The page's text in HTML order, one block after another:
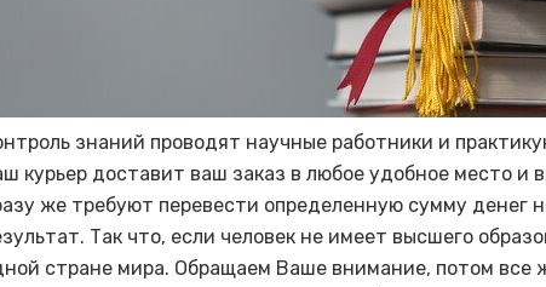
знаний проводят научные работники и
курьер доставит ваш заказ в любое удобное место и
же требуют перевести определенную сумму денег
Так что, если человек не имеет высшего
стране мира. Обращаем Ваше внимание, потом все